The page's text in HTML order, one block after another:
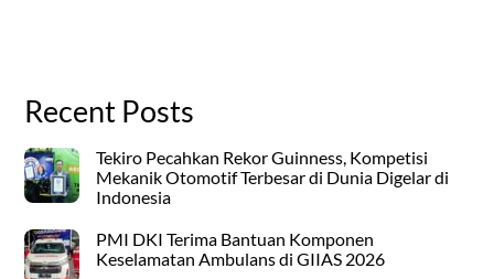
Recent Posts
Tekiro Pecahkan Rekor Guinness, Kompetisi
Mekanik Otomotif Terbesar di Dunia Digelar di
Indonesia
PMI DKI Terima Bantuan Komponen
Keselamatan Ambulans di GIIAS 2026